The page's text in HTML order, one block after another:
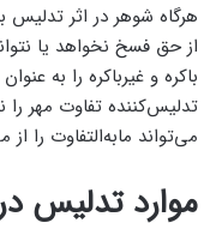
هرگاه شوهر در اثر تدلیس
از حق فسخ نخواهد یا
باکره و غیرباکره را به
تدلیس‌کننده تفاوت مهر
می‌تواند مابه‌التفاوت را
موارد تدلیس